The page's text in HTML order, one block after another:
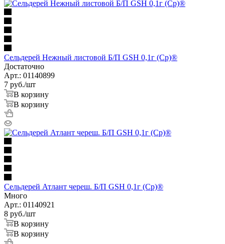
Сельдерей Нежный листовой Б/П GSH 0,1г (Ср)®
Достаточно
Арт.: 01140899
7 руб./шт
В корзину
В корзину
Сельдерей Атлант череш. Б/П GSH 0,1г (Ср)®
Много
Арт.: 01140921
8 руб./шт
В корзину
В корзину